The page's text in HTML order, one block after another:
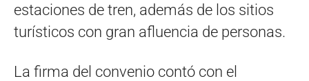
estaciones de tren, además de los sitios
turísticos con gran afluencia de personas.
La firma del convenio contó con el